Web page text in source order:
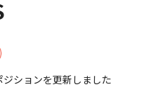
ションを更新しました